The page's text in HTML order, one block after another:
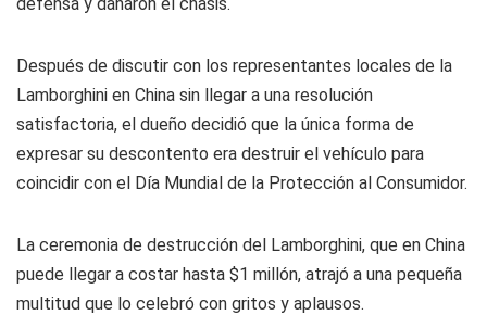
Después de discutir con los representantes locales de la
Lamborghini en China sin llegar a una resolución
satisfactoria, el dueño decidió que la única forma de
expresar su descontento era destruir el vehículo para
coincidir con el Día Mundial de la Protección al Consumidor.
La ceremonia de destrucción del Lamborghini, que en China
puede llegar a costar hasta $1 millón, atrajó a una pequeña
multitud que lo celebró con gritos y aplausos.